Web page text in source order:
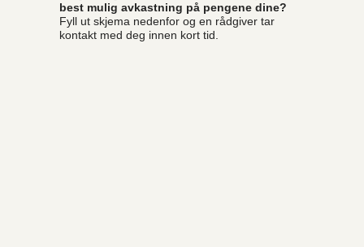
best mulig avkastning på pengene dine?
Fyll ut skjema nedenfor og en rådgiver tar
kontakt med deg innen kort tid.